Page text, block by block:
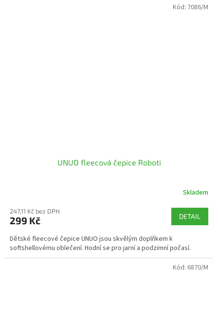
UNUO fleecová čepice Roboti
Skladem
247,11 Kč bez DPH
299 Kč DETAIL
Dětské fleecové čepice UNUO jsou skvělým doplňkem k
softshellovému oblečení. Hodní se pro jarní a podzimní počasí.
Kód: 7086/M
Kód: 6870/M